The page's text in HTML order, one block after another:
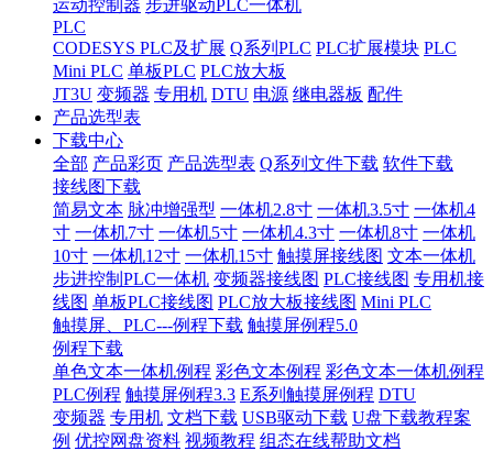
运动控制器 步进驱动PLC一体机
PLC
CODESYS PLC及扩展 Q系列PLC PLC扩展模块 PLC
Mini PLC 单板PLC PLC放大板
JT3U 变频器 专用机 DTU 电源 继电器板 配件
产品选型表
下载中心
全部 产品彩页 产品选型表 Q系列文件下载 软件下载
接线图下载
简易文本 脉冲增强型 一体机2.8寸 一体机3.5寸 一体机4
寸 一体机7寸 一体机5寸 一体机4.3寸 一体机8寸 一体机
10寸 一体机12寸 一体机15寸 触摸屏接线图 文本一体机
步进控制PLC一体机 变频器接线图 PLC接线图 专用机接
线图 单板PLC接线图 PLC放大板接线图 Mini PLC
触摸屏、PLC---例程下载 触摸屏例程5.0
例程下载
单色文本一体机例程 彩色文本例程 彩色文本一体机例程
PLC例程 触摸屏例程3.3 E系列触摸屏例程 DTU
变频器 专用机 文档下载 USB驱动下载 U盘下载教程案
例 优控网盘资料 视频教程 组态在线帮助文档